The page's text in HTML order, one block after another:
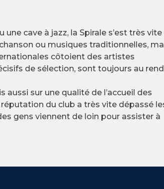
cave à jazz, la Spirale s’est très vite
ou musiques traditionnelles,
côtoient des artistes
de sélection, sont toujours au
aussi sur une qualité de l’accueil des
du club a très vite dépassé
gens viennent de loin pour assister à